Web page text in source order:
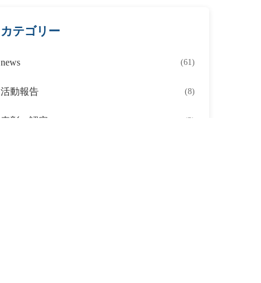
カテゴリー
news (61)
活動報告 (8)
表彰・認定 (2)